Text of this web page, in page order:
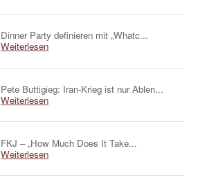
Dinner Party definieren mit „Whatc...
Weiterlesen
Pete Buttigieg: Iran-Krieg ist nur Ablen...
Weiterlesen
FKJ – „How Much Does It Take...
Weiterlesen